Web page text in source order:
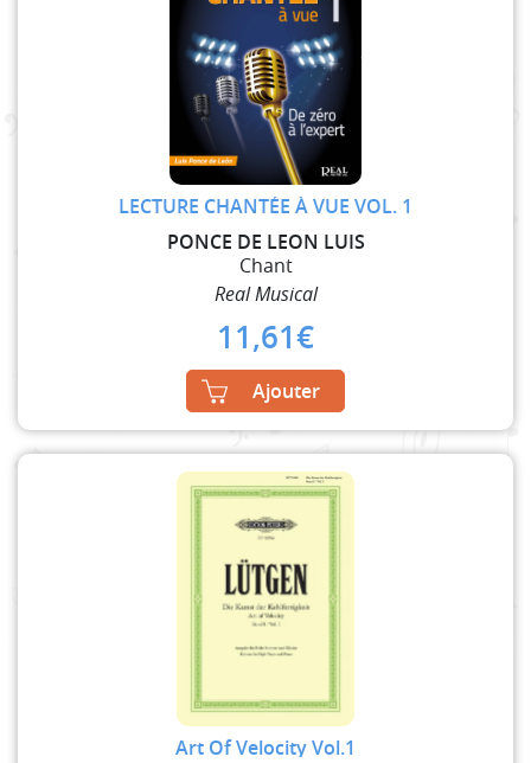
LECTURE CHANTÉE À VUE VOL. 1
PONCE DE LEON LUIS
Chant
Real Musical
11,61€
Ajouter
Art Of Velocity Vol.1